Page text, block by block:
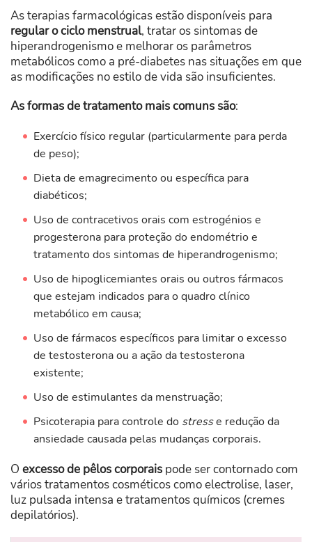
As terapias farmacológicas estão disponíveis para
regular o ciclo menstrual, tratar os sintomas de
hiperandrogenismo e melhorar os parâmetros
metabólicos como a pré-diabetes nas situações em que
as modificações no estilo de vida são insuficientes.
As formas de tratamento mais comuns são:
Exercício físico regular (particularmente para perda
de peso);
Dieta de emagrecimento ou específica para
diabéticos;
Uso de contracetivos orais com estrogénios e
progesterona para proteção do endométrio e
tratamento dos sintomas de hiperandrogenismo;
Uso de hipoglicemiantes orais ou outros fármacos
que estejam indicados para o quadro clínico
metabólico em causa;
Uso de fármacos específicos para limitar o excesso
de testosterona ou a ação da testosterona
existente;
Uso de estimulantes da menstruação;
Psicoterapia para controle do stresse redução da
ansiedade causada pelas mudanças corporais.
O excesso de pêlos corporais pode ser contornado com
vários tratamentos cosméticos como electrolise, laser,
luz pulsada intensa e tratamentos químicos (cremes
depilatórios).